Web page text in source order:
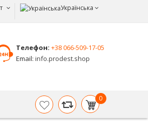
Українська
Телефон: +38 066-509-17-05
Email: info.prodest.shop
0
item(s)
-